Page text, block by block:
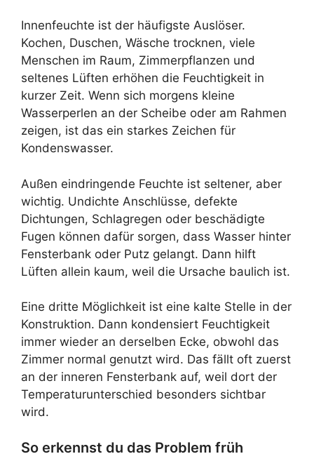
Innenfeuchte ist der häufigste Auslöser.
Kochen, Duschen, Wäsche trocknen, viele
Menschen im Raum, Zimmerpflanzen und
seltenes Lüften erhöhen die Feuchtigkeit in
kurzer Zeit. Wenn sich morgens kleine
Wasserperlen an der Scheibe oder am Rahmen
zeigen, ist das ein starkes Zeichen für
Kondenswasser.
Außen eindringende Feuchte ist seltener, aber
wichtig. Undichte Anschlüsse, defekte
Dichtungen, Schlagregen oder beschädigte
Fugen können dafür sorgen, dass Wasser hinter
Fensterbank oder Putz gelangt. Dann hilft
Lüften allein kaum, weil die Ursache baulich ist.
Eine dritte Möglichkeit ist eine kalte Stelle in der
Konstruktion. Dann kondensiert Feuchtigkeit
immer wieder an derselben Ecke, obwohl das
Zimmer normal genutzt wird. Das fällt oft zuerst
an der inneren Fensterbank auf, weil dort der
Temperaturunterschied besonders sichtbar
wird.
So erkennst du das Problem früh